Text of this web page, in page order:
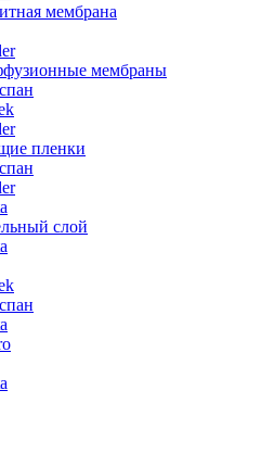
мембрана
мембраны
пленки
слой